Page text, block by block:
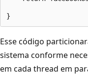
Esse código
sistema conforme
em cada thread em